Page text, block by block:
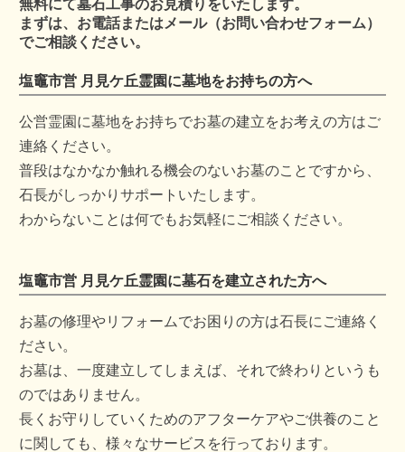
無料にて墓石工事のお見積りをいたします。
まずは、お電話またはメール（お問い合わせフォーム）
でご相談ください。
塩竈市営 月見ケ丘霊園に墓地をお持ちの方へ
公営霊園に墓地をお持ちでお墓の建立をお考えの方はご
連絡ください。
普段はなかなか触れる機会のないお墓のことですから、
石長がしっかりサポートいたします。
わからないことは何でもお気軽にご相談ください。
塩竈市営 月見ケ丘霊園に墓石を建立された方へ
お墓の修理やリフォームでお困りの方は石長にご連絡く
ださい。
お墓は、一度建立してしまえば、それで終わりというも
のではありません。
長くお守りしていくためのアフターケアやご供養のこと
に関しても、様々なサービスを行っております。